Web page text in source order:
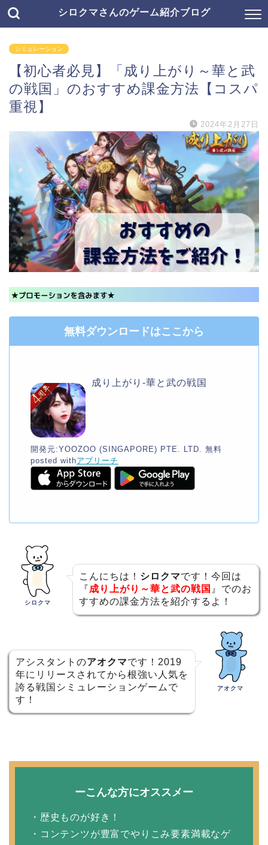
シロクマさんのゲーム紹介ブログ
シミュレーション
【初心者必見】「成り上がり～華と武
の戦国」のおすすめ課金方法【コスパ
重視】
2024年2月27日
無料ダウンロードはここから
成り上がり-華と武の戦国
開発元:YOOZOO (SINGAPORE) PTE. LTD. 無料
posted withアプリーチ
シロクマ
こんにちは！ シロクマです！今回は
『成り上がり～華と武の戦国 』でのお
すすめの課金方法を紹介するよ！
アシスタントのアオクマです！2019
年にリリースされてから根強い人気を
誇る戦国シミュレーションゲームで
す！
アオクマ
ーこんな方にオススメー
・歴史ものが好き！
・コンテンツが豊富でやりこみ要素満載なゲ